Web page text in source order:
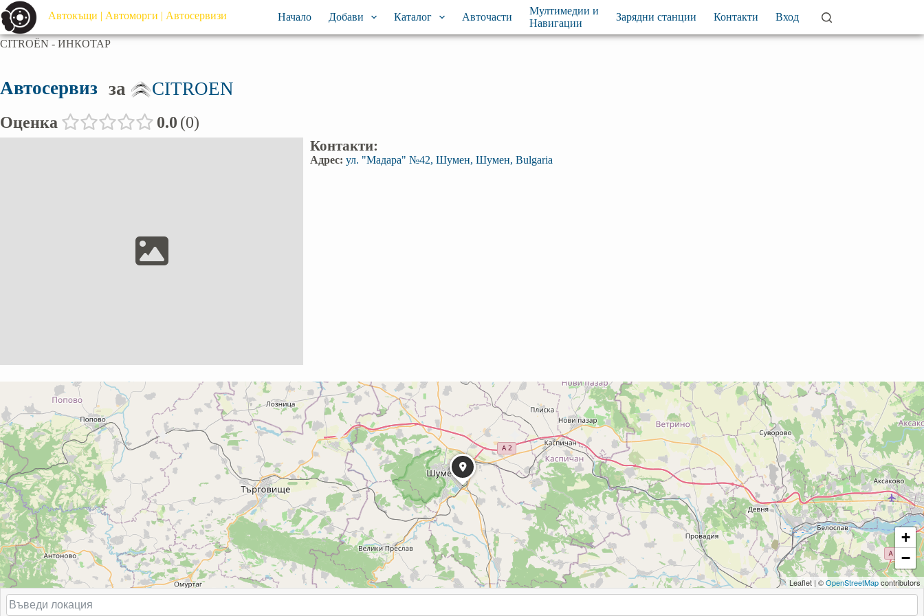
Автокъщи | Автоморги | Автосервизи Начало Добави Каталог Авточасти
Мултимедии и
Навигации
Зарядни станции Контакти Вход
CITROËN - ИНКОТАР
Автосервиз за CITROEN
Оценка 0.0 0
Контакти:
Адрес: ул. "Мадара" №42, Шумен, Шумен, Bulgaria
+
−
Leaflet | ©OpenStreetMapcontributors